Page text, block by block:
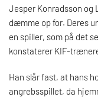
Jesper Konradsson og
dæmme op for. Deres
en spiller, som på det
konstaterer KIF-
Han slår fast, at hans
angrebsspillet, da